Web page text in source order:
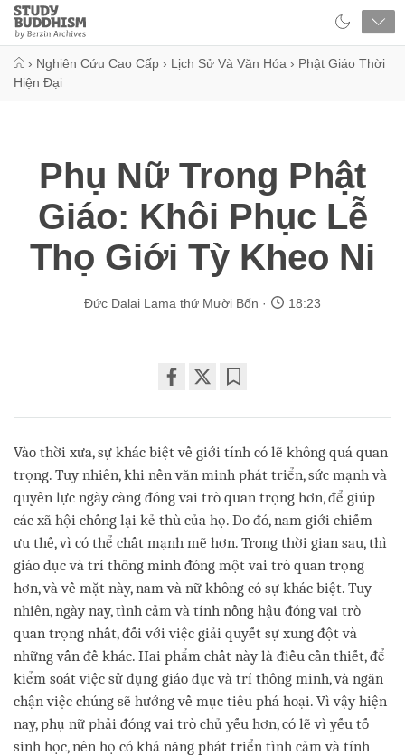
Close
Study
Buddhism
› Nghiên Cứu Cao Cấp › Lịch Sử Và Văn Hóa › Phật Giáo Thời
Hiện Đại
Phụ Nữ Trong Phật
Giáo: Khôi Phục Lễ
Thọ Giới Tỳ Kheo Ni
Đức Dalai Lama thứ Mười Bốn 18:23
on
facebook
Vào thời xưa, sự khác biệt về giới tính có lẽ không quá quan
trọng. Tuy nhiên, khi nền văn minh phát triển, sức mạnh và
quyền lực ngày càng đóng vai trò quan trọng hơn, để giúp
các xã hội chống lại kẻ thù của họ. Do đó, nam giới chiếm
ưu thế, vì có thể chất mạnh mẽ hơn. Trong thời gian sau, thì
giáo dục và trí thông minh đóng một vai trò quan trọng
hơn, và về mặt này, nam và nữ không có sự khác biệt. Tuy
nhiên, ngày nay, tình cảm và tính nồng hậu đóng vai trò
quan trọng nhất, đối với việc giải quyết sự xung đột và
những vấn đề khác. Hai phẩm chất này là điều cần thiết, để
kiểm soát việc sử dụng giáo dục và trí thông minh, và ngăn
chận việc chúng sẽ hướng về mục tiêu phá hoại. Vì vậy hiện
nay, phụ nữ phải đóng vai trò chủ yếu hơn, có lẽ vì yếu tố
sinh học, nên họ có khả năng phát triển tình cảm và tính